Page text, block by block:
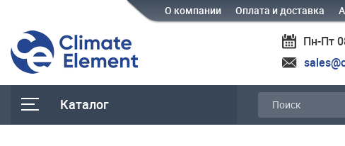
О компании Оплата и доставка
Пн-Пт
Каталог